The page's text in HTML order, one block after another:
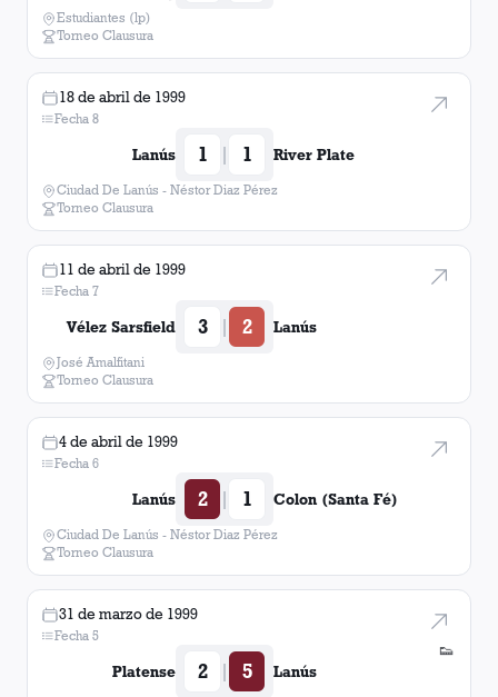
Estudiantes (lp)
Torneo Clausura
18 de abril de 1999
Fecha 8
Lanús 1 | 1 River Plate
Ciudad De Lanús - Néstor Diaz Pérez
Torneo Clausura
11 de abril de 1999
Fecha 7
Vélez Sarsfield 3 | 2 Lanús
José Amalfitani
Torneo Clausura
4 de abril de 1999
Fecha 6
Lanús 2 | 1 Colon (Santa Fé)
Ciudad De Lanús - Néstor Diaz Pérez
Torneo Clausura
👟
31 de marzo de 1999
Fecha 5
Platense 2 | 5 Lanús